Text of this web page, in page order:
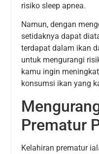
risiko sleep apnea.
Namun, dengan
setidaknya dapat
terdapat dalam ikan
untuk mengurangi
kamu ingin
konsumsi ikan yang
Prematur
Kelahiran prematur